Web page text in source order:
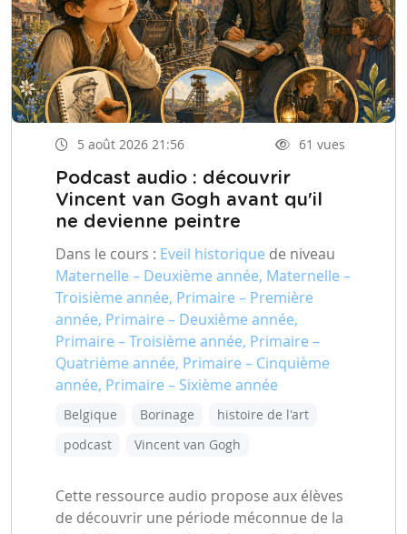
5 août 2026 21:56 61 vues
Podcast audio : découvrir
Vincent van Gogh avant qu'il
ne devienne peintre
Dans le cours : Eveil historique de niveau
Maternelle – Deuxième année, Maternelle –
Troisième année, Primaire – Première
année, Primaire – Deuxième année,
Primaire – Troisième année, Primaire –
Quatrième année, Primaire – Cinquième
année, Primaire – Sixième année
Belgique Borinage
histoire de l'art
podcast
Vincent van Gogh
Cette ressource audio propose aux élèves
de découvrir une période méconnue de la